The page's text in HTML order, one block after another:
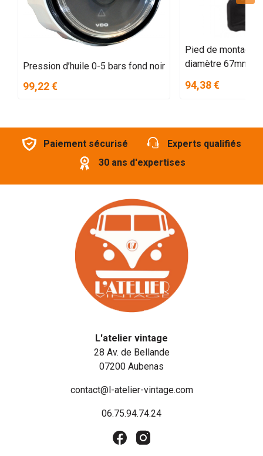
Pression d’huile 0-5 bars fond noir
99,22 €
Pied de montage
diamètre 67mm
94,38 €
Paiement sécurisé
Experts qualifiés
30 ans d'expertises
L'atelier vintage
28 Av. de Bellande
07200 Aubenas
contact@l-atelier-vintage.com
06.75.94.74.24